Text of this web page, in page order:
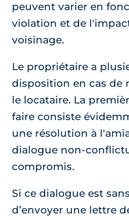
peuvent varier en
violation et de
voisinage.
Le propriétaire a
disposition en cas de
le locataire. La
faire consiste
une résolution à
dialogue non-
compromis.
Si ce dialogue est
d’envoyer une lettre